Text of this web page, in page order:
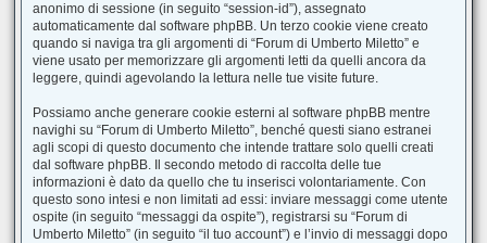
anonimo di sessione (in seguito “session-id”), assegnato
automaticamente dal software phpBB. Un terzo cookie viene creato
quando si naviga tra gli argomenti di “Forum di Umberto Miletto” e
viene usato per memorizzare gli argomenti letti da quelli ancora da
leggere, quindi agevolando la lettura nelle tue visite future.
Possiamo anche generare cookie esterni al software phpBB mentre
navighi su “Forum di Umberto Miletto”, benché questi siano estranei
agli scopi di questo documento che intende trattare solo quelli creati
dal software phpBB. Il secondo metodo di raccolta delle tue
informazioni è dato da quello che tu inserisci volontariamente. Con
questo sono intesi e non limitati ad essi: inviare messaggi come utente
ospite (in seguito “messaggi da ospite”), registrarsi su “Forum di
Umberto Miletto” (in seguito “il tuo account”) e l’invio di messaggi dopo